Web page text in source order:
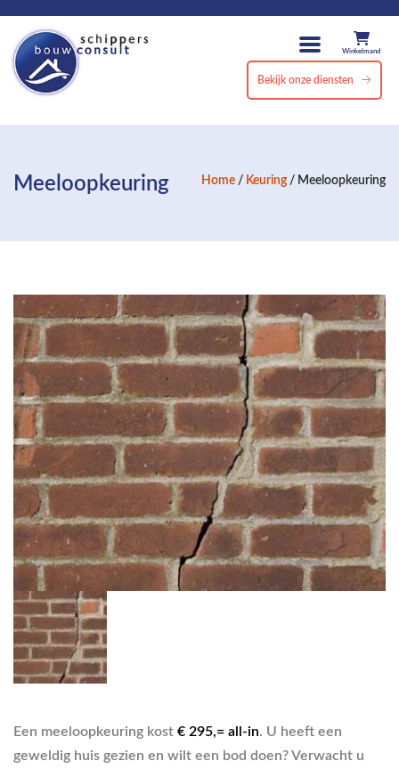
Winkelmand
Bekijk onze diensten
Meeloopkeuring Home / Keuring / Meeloopkeuring
Een meeloopkeuring kost € 295,= all-in. U heeft een
geweldig huis gezien en wilt een bod doen? Verwacht u